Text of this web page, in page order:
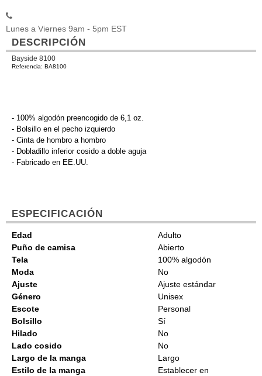
Lunes a Viernes 9am - 5pm EST
DESCRIPCIÓN
Bayside 8100
Referencia: BA8100
- 100% algodón preencogido de 6,1 oz.
- Bolsillo en el pecho izquierdo
- Cinta de hombro a hombro
- Dobladillo inferior cosido a doble aguja
- Fabricado en EE.UU.
ESPECIFICACIÓN
Edad
Adulto
Puño de camisa
Abierto
Tela
100% algodón
Moda
No
Ajuste
Ajuste estándar
Género
Unisex
Escote
Personal
Bolsillo
Sí
Hilado
No
Lado cosido
No
Largo de la manga
Largo
Estilo de la manga
Establecer en